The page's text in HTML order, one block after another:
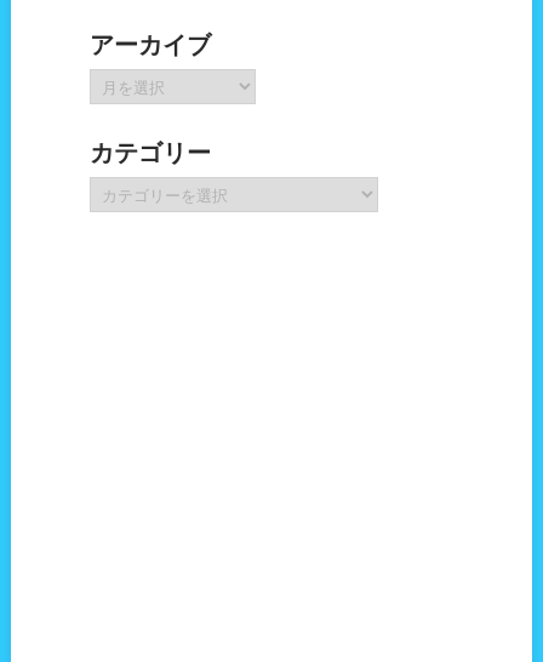
アーカイブ
ー
イ
ブ
カテゴリー
テ